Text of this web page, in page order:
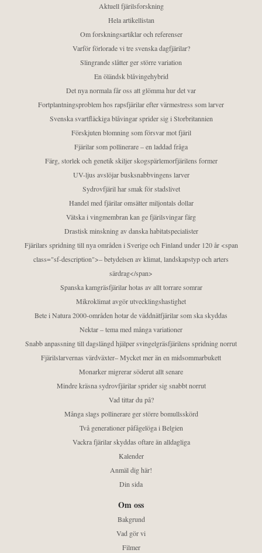
Aktuell fjärilsforskning
Hela artikellistan
Om forskningsartiklar och referenser
Varför förlorade vi tre svenska dagfjärilar?
Slingrande slåtter ger större variation
En öländsk blåvingehybrid
Det nya normala får oss att glömma hur det var
Fortplantningsproblem hos rapsfjärilar efter värmestress som larver
Svenska svartfläckiga blåvingar sprider sig i Storbritannien
Förskjuten blomning som försvar mot fjäril
Fjärilar som pollinerare – en laddad fråga
Färg, storlek och genetik skiljer skogspärlemorfjärilens former
UV-ljus avslöjar busksnabbvingens larver
Sydrovfjäril har smak för stadslivet
Handel med fjärilar omsätter miljontals dollar
Vätska i vingmembran kan ge fjärilsvingar färg
Drastisk minskning av danska habitatspecialister
Fjärilars spridning till nya områden i Sverige och Finland under 120 år <span
class="sf-description">– betydelsen av klimat, landskapstyp och arters
särdrag</span>
Spanska kamgräsfjärilar hotas av allt torrare somrar
Mikroklimat avgör utvecklingshastighet
Bete i Natura 2000-områden hotar de väddnätfjärilar som ska skyddas
Nektar – tema med många variationer
Snabb anpassning till dagslängd hjälper svingelgräsfjärilens spridning norrut
Fjärilslarvernas värdväxter– Mycket mer än en midsommarbukett
Monarker migrerar söderut allt senare
Mindre kräsna sydrovfjärilar sprider sig snabbt norrut
Vad tittar du på?
Många slags pollinerare ger större bomullsskörd
Två generationer påfågelöga i Belgien
Vackra fjärilar skyddas oftare än alldagliga
Kalender
Anmäl dig här!
Din sida
Om oss
Bakgrund
Vad gör vi
Filmer